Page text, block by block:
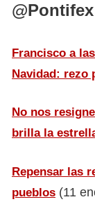
Francisco a
Navidad: rezo
No nos
brilla la
Repensar las
pueblos (11